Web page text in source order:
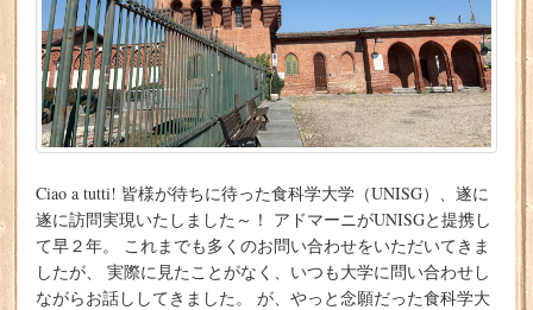
Ciao a tutti! 皆様が待ちに待った食科学大学（UNISG）、遂に
遂に訪問実現いたしました～！ アドマーニがUNISGと提携し
て早２年。 これまでも多くのお問い合わせをいただいてきま
したが、 実際に見たことがなく、いつも大学に問い合わせし
ながらお話ししてきました。 が、やっと念願だった食科学大